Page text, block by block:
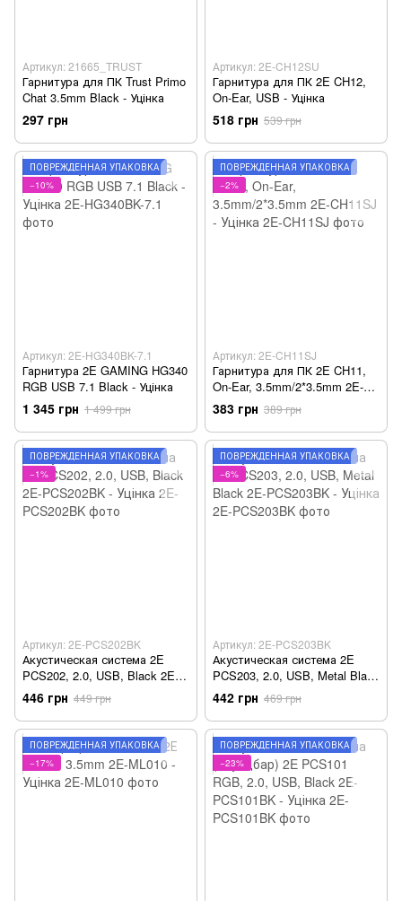
Артикул: 21665_TRUST
Гарнитура для ПК Trust Primo
Chat 3.5mm Black - Уцінка
297 грн
Артикул: 2E-CH12SU
Гарнитура для ПК 2E CH12,
On-Ear, USB - Уцінка
518 грн 539 грн
ПОВРЕЖДЁННАЯ УПАКОВКА
−10%
Артикул: 2E-HG340BK-7.1
Гарнитура 2E GAMING HG340
RGB USB 7.1 Black - Уцінка
1 345 грн 1 499 грн
ПОВРЕЖДЁННАЯ УПАКОВКА
−2%
Артикул: 2E-CH11SJ
Гарнитура для ПК 2E CH11,
On-Ear, 3.5mm/2*3.5mm 2E-
CH11SJ - Уцінка
383 грн 389 грн
ПОВРЕЖДЁННАЯ УПАКОВКА
−1%
Артикул: 2E-PCS202BK
Акустическая система 2E
PCS202, 2.0, USB, Black 2E-
PCS202BK - Уцінка
446 грн 449 грн
ПОВРЕЖДЁННАЯ УПАКОВКА
−6%
Артикул: 2E-PCS203BK
Акустическая система 2E
PCS203, 2.0, USB, Metal Black
2E-PCS203BK - Уцінка
442 грн 469 грн
ПОВРЕЖДЁННАЯ УПАКОВКА
−17%
ПОВРЕЖДЁННАЯ УПАКОВКА
−23%